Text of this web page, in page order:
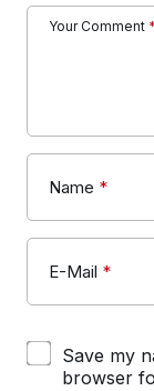
Your Comment *
Name *
E-Mail *
Save my
browser